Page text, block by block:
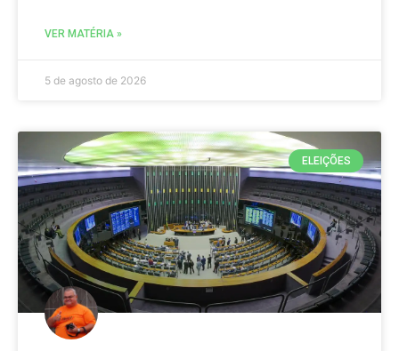
VER MATÉRIA »
5 de agosto de 2026
ELEIÇÕES